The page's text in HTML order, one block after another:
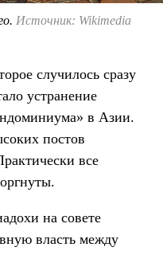
Источник: Wikimedia
случилось сразу
устранение
в Азии.
постов
все
на совете
власть между